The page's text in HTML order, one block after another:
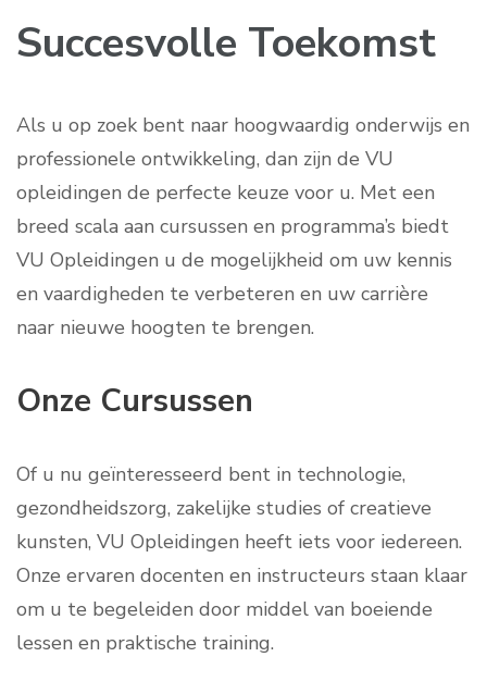
Succesvolle Toekomst
Als u op zoek bent naar hoogwaardig onderwijs en
professionele ontwikkeling, dan zijn de VU
opleidingen de perfecte keuze voor u. Met een
breed scala aan cursussen en programma’s biedt
VU Opleidingen u de mogelijkheid om uw kennis
en vaardigheden te verbeteren en uw carrière
naar nieuwe hoogten te brengen.
Onze Cursussen
Of u nu geïnteresseerd bent in technologie,
gezondheidszorg, zakelijke studies of creatieve
kunsten, VU Opleidingen heeft iets voor iedereen.
Onze ervaren docenten en instructeurs staan klaar
om u te begeleiden door middel van boeiende
lessen en praktische training.